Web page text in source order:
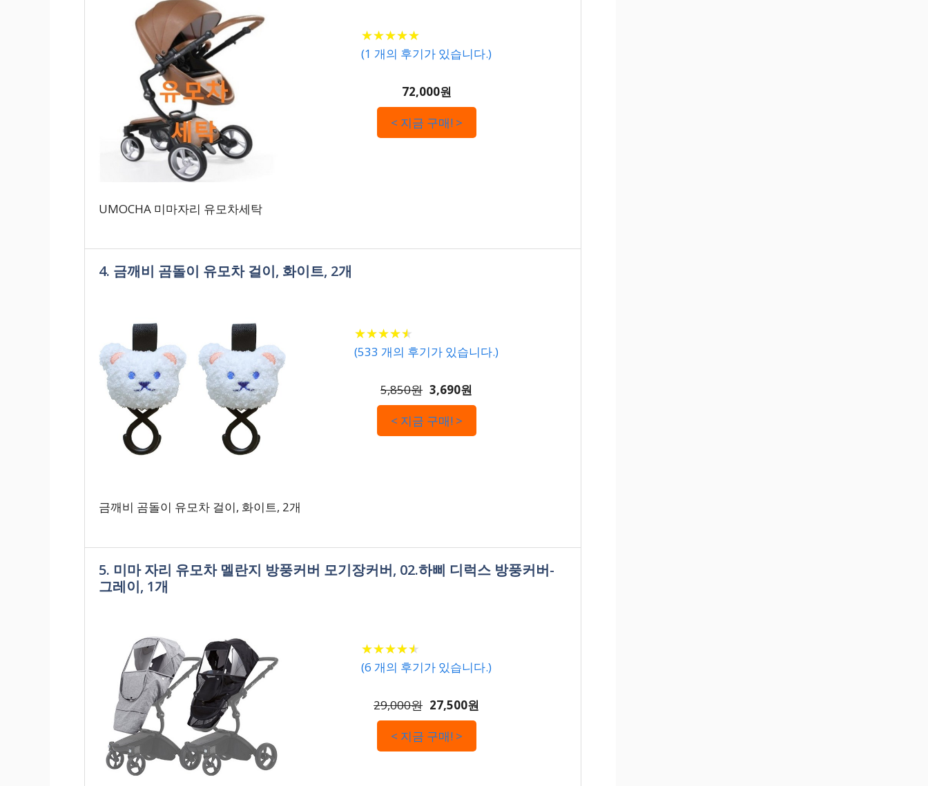
★★★★★
★★★★★
(1 개의 후기가 있습니다.)
72,000원
< 지금 구매! >
UMOCHA 미마자리 유모차세탁
4. 금깨비 곰돌이 유모차 걸이, 화이트, 2개
★★★★★
★★★★★
(533 개의 후기가 있습니다.)
5,850원 3,690원
< 지금 구매! >
금깨비 곰돌이 유모차 걸이, 화이트, 2개
5. 미마 자리 유모차 멜란지 방풍커버 모기장커버, 02.하삐 디럭스 방풍커버-
그레이, 1개
★★★★★
★★★★★
(6 개의 후기가 있습니다.)
29,000원 27,500원
< 지금 구매! >